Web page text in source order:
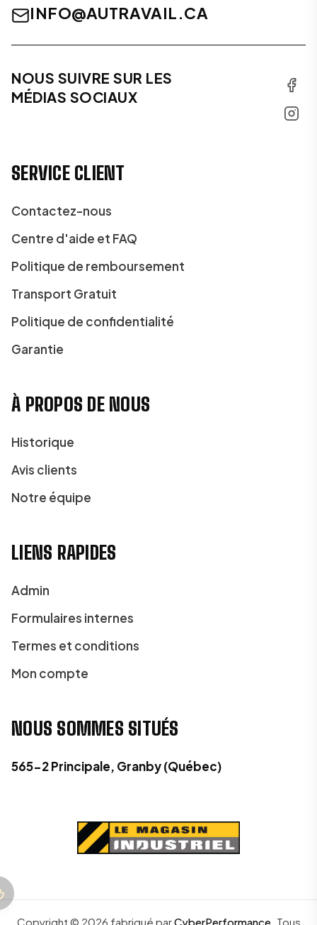
INFO@AUTRAVAIL.CA
NOUS SUIVRE SUR LES
MÉDIAS SOCIAUX
SERVICE CLIENT
Contactez-nous
Centre d'aide et FAQ
Politique de remboursement
Transport Gratuit
Politique de confidentialité
Garantie
À PROPOS DE NOUS
Historique
Avis clients
Notre équipe
LIENS RAPIDES
Admin
Formulaires internes
Termes et conditions
Mon compte
NOUS SOMMES SITUÉS
565-2 Principale, Granby (Québec)
Copyright © 2026 fabriqué parCyberPerformance. Tous